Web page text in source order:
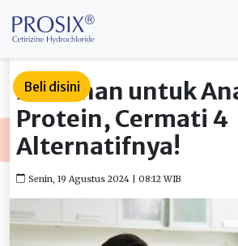
Beli disini
Makanan untuk
Protein, Cermati 4
Alternatifnya!
Senin, 19 Agustus 2024 | 08:12 WIB